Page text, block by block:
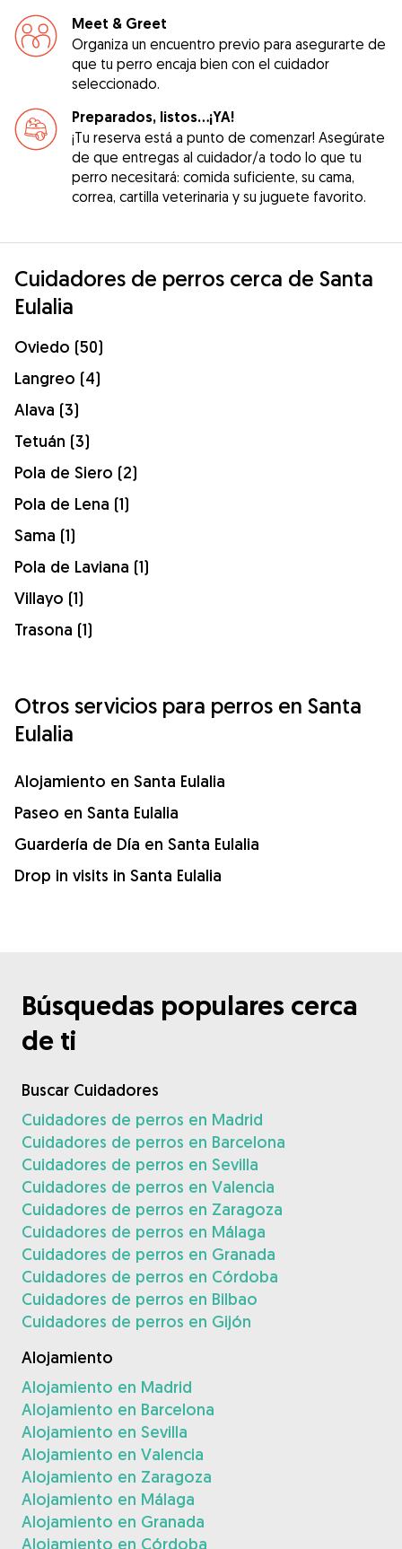
Meet & Greet
Organiza un encuentro previo para asegurarte de
que tu perro encaja bien con el cuidador
seleccionado.
Preparados, listos...¡YA!
¡Tu reserva está a punto de comenzar! Asegúrate
de que entregas al cuidador/a todo lo que tu
perro necesitará: comida suficiente, su cama,
correa, cartilla veterinaria y su juguete favorito.
Cuidadores de perros cerca de Santa
Eulalia
Oviedo (50)
Langreo (4)
Alava (3)
Tetuán (3)
Pola de Siero (2)
Pola de Lena (1)
Sama (1)
Pola de Laviana (1)
Villayo (1)
Trasona (1)
Otros servicios para perros en Santa
Eulalia
Alojamiento en Santa Eulalia
Paseo en Santa Eulalia
Guardería de Día en Santa Eulalia
Drop in visits in Santa Eulalia
Búsquedas populares cerca
de ti
Buscar Cuidadores
Cuidadores de perros en Madrid
Cuidadores de perros en Barcelona
Cuidadores de perros en Sevilla
Cuidadores de perros en Valencia
Cuidadores de perros en Zaragoza
Cuidadores de perros en Málaga
Cuidadores de perros en Granada
Cuidadores de perros en Córdoba
Cuidadores de perros en Bilbao
Cuidadores de perros en Gijón
Alojamiento
Alojamiento en Madrid
Alojamiento en Barcelona
Alojamiento en Sevilla
Alojamiento en Valencia
Alojamiento en Zaragoza
Alojamiento en Málaga
Alojamiento en Granada
Alojamiento en Córdoba